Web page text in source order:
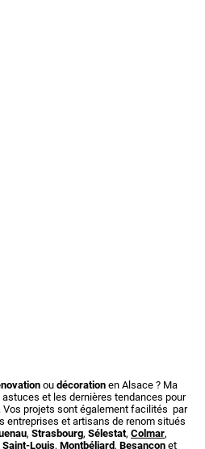
ou décorationen Alsace ? Ma
et les dernières tendances pour
Vos projets sont également facilités par
entreprises et artisans de renom situés
, Strasbourg, Sélestat, Colmar,
Saint-Louis, Montbéliard, Besançonet